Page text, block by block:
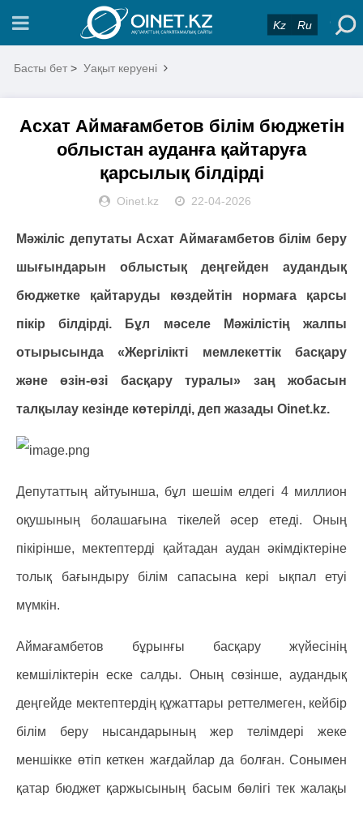
Kz Ru
Басты бет > Уақыт керуені
Асхат Аймағамбетов білім бюджетін
облыстан ауданға қайтаруға
қарсылық білдірді
Oinet.kz 22-04-2026
Мәжіліс депутаты Асхат Аймағамбетов білім беру
шығындарын облыстық деңгейден аудандық
бюджетке қайтаруды көздейтін нормаға қарсы
пікір білдірді. Бұл мәселе Мәжілістің жалпы
отырысында «Жергілікті мемлекеттік басқару
және өзін-өзі басқару туралы» заң жобасын
талқылау кезінде көтерілді, деп жазады Оinet.kz.
Депутаттың айтуынша, бұл шешім елдегі 4 миллион
оқушының болашағына тікелей әсер етеді. Оның
пікірінше, мектептерді қайтадан аудан әкімдіктеріне
толық бағындыру білім сапасына кері ықпал етуі
мүмкін.
Аймағамбетов бұрынғы басқару жүйесінің
кемшіліктерін еске салды. Оның сөзінше, аудандық
деңгейде мектептердің құжаттары реттелмеген, кейбір
білім беру нысандарының жер телімдері жеке
меншікке өтіп кеткен жағдайлар да болған. Сонымен
қатар бюджет қаржысының басым бөлігі тек жалақы